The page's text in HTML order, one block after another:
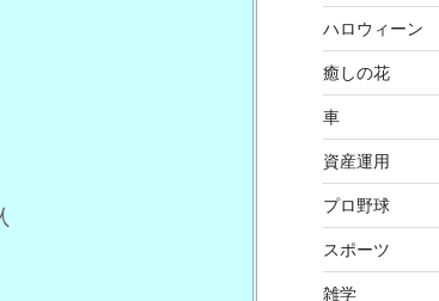
ハロウィーン
癒しの花
車
資産運用
プロ野球
スポーツ
雑学